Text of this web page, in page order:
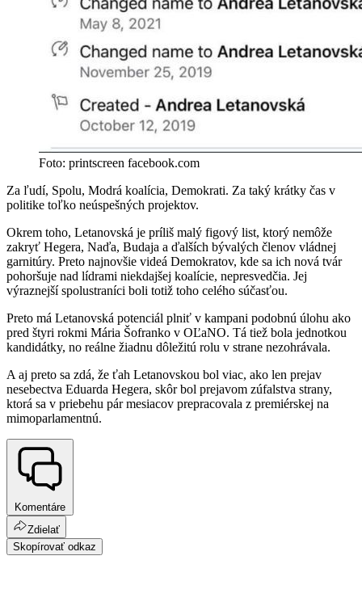
Foto: printscreen facebook.com
Za ľudí, Spolu, Modrá koalícia, Demokrati. Za taký krátky čas v
politike toľko neúspešných projektov.
Okrem toho, Letanovská je príliš malý figový list, ktorý nemôže
zakryť Hegera, Naďa, Budaja a ďalších bývalých členov vládnej
garnitúry. Preto najnovšie videá Demokratov, kde sa ich nová tvár
pohoršuje nad lídrami niekdajšej koalície, nepresvedčia. Jej
výraznejší spolustraníci boli totiž toho celého súčasťou.
Preto má Letanovská potenciál plniť v kampani podobnú úlohu ako
pred štyri rokmi Mária Šofranko v OĽaNO. Tá tiež bola jednotkou
kandidátky, no reálne žiadnu dôležitú rolu v strane nezohrávala.
A aj preto sa zdá, že ťah Letanovskou bol viac, ako len prejav
nesebectva Eduarda Hegera, skôr bol prejavom zúfalstva strany,
ktorá sa v priebehu pár mesiacov prepracovala z premiérskej na
mimoparlamentnú.
Komentáre
Zdielať
Skopírovať odkaz